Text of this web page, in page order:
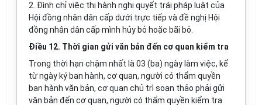
2. Đình chỉ việc thi hành nghị quyết trái pháp luật của
Hội đồng nhân dân cấp dưới trực tiếp và đề nghị Hội
đồng nhân dân cấp mình hủy bỏ hoặc bãi bỏ.
Điều 12. Thời gian gửi văn bản đến cơ quan kiểm tra
Trong thời hạn chậm nhất là 03 (ba) ngày làm việc, kể
từ ngày ký ban hành, cơ quan, người có thẩm quyền
ban hành văn bản, cơ quan chủ trì soạn thảo phải gửi
văn bản đến cơ quan, người có thẩm quyền kiểm tra